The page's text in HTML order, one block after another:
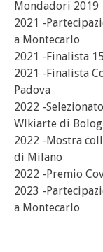
Mondadori 2019
2021 -
a Montecarlo
2021 -Finalista
2021 -Finalista
Padova
2022 -
Wlkiarte di
2022 -Mostra
di Milano
2022 -Premio
2023 -
a Montecarlo